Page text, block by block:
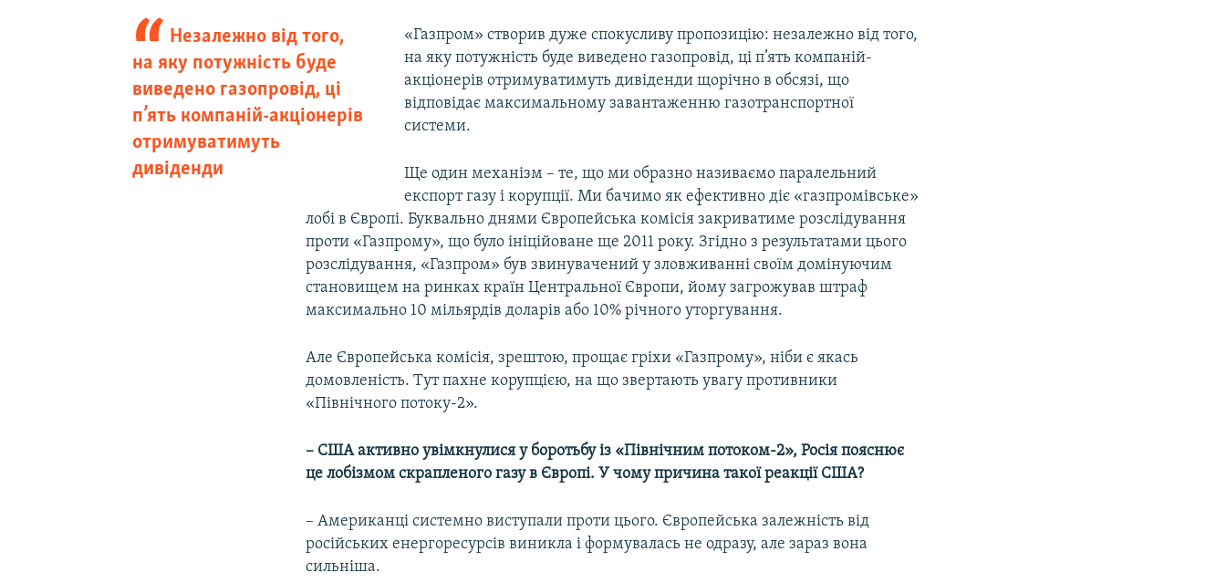
Незалежно від того,
на яку потужність буде
виведено газопровід, ці
п’ять компаній-акціонерів
отримуватимуть
дивіденди
«Газпром» створив дуже спокусливу пропозицію: незалежно від того,
на яку потужність буде виведено газопровід, ці п’ять компаній-
акціонерів отримуватимуть дивіденди щорічно в обсязі, що
відповідає максимальному завантаженню газотранспортної
системи.
Ще один механізм – те, що ми образно називаємо паралельний
експорт газу і корупції. Ми бачимо як ефективно діє «газпромівське»
лобі в Європі. Буквально днями Європейська комісія закриватиме розслідування
проти «Газпрому», що було ініційоване ще 2011 року. Згідно з результатами цього
розслідування, «Газпром» був звинувачений у зловживанні своїм домінуючим
становищем на ринках країн Центральної Європи, йому загрожував штраф
максимально 10 мільярдів доларів або 10% річного уторгування.
Але Європейська комісія, зрештою, прощає гріхи «Газпрому», ніби є якась
домовленість. Тут пахне корупцією, на що звертають увагу противники
«Північного потоку-2».
– США активно увімкнулися у боротьбу із «Північним потоком-2», Росія пояснює
це лобізмом скрапленого газу в Європі. У чому причина такої реакції США?
– Американці системно виступали проти цього. Європейська залежність від
російських енергоресурсів виникла і формувалась не одразу, але зараз вона
сильніша.